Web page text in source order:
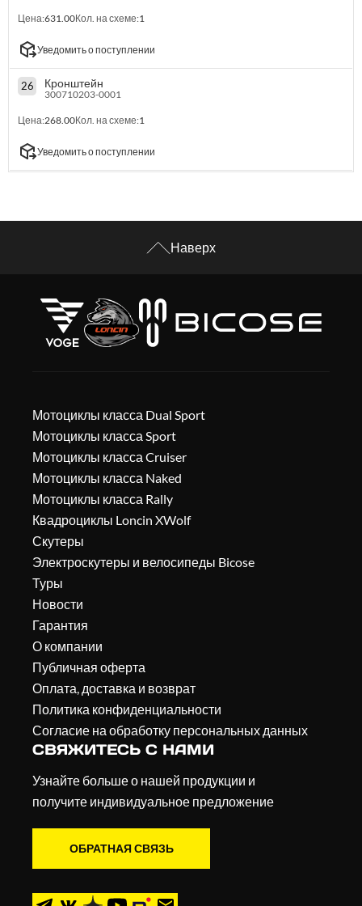
Цена:631.00Кол. на схеме:1
Уведомить о поступлении
26 Кронштейн
300710203-0001
Цена:268.00Кол. на схеме:1
Уведомить о поступлении
Наверх
Мотоциклы класса Dual Sport
Мотоциклы класса Sport
Мотоциклы класса Cruiser
Мотоциклы класса Naked
Мотоциклы класса Rally
Квадроциклы Loncin XWolf
Скутеры
Электроскутеры и велосипеды Bicose
Туры
Новости
Гарантия
О компании
Публичная оферта
Оплата, доставка и возврат
Политика конфиденциальности
Согласие на обработку персональных данных
СВЯЖИТЕСЬ С НАМИ
Узнайте больше о нашей продукции и
получите индивидуальное предложение
ОБРАТНАЯ СВЯЗЬ